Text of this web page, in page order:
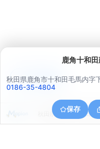
鹿角十和
秋田県鹿角市十和田毛馬内字
0186-35-4804
保存
秋田県鹿角市十和田
アプリで見る